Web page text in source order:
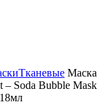
Тканевые Маска
– Soda Bubble Mask